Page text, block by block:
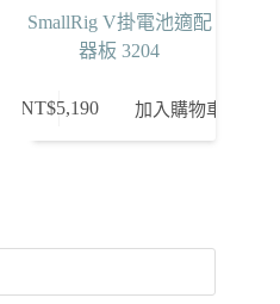
SmallRig V掛電池適配
器板 3204
NT$5,190 加入購物車